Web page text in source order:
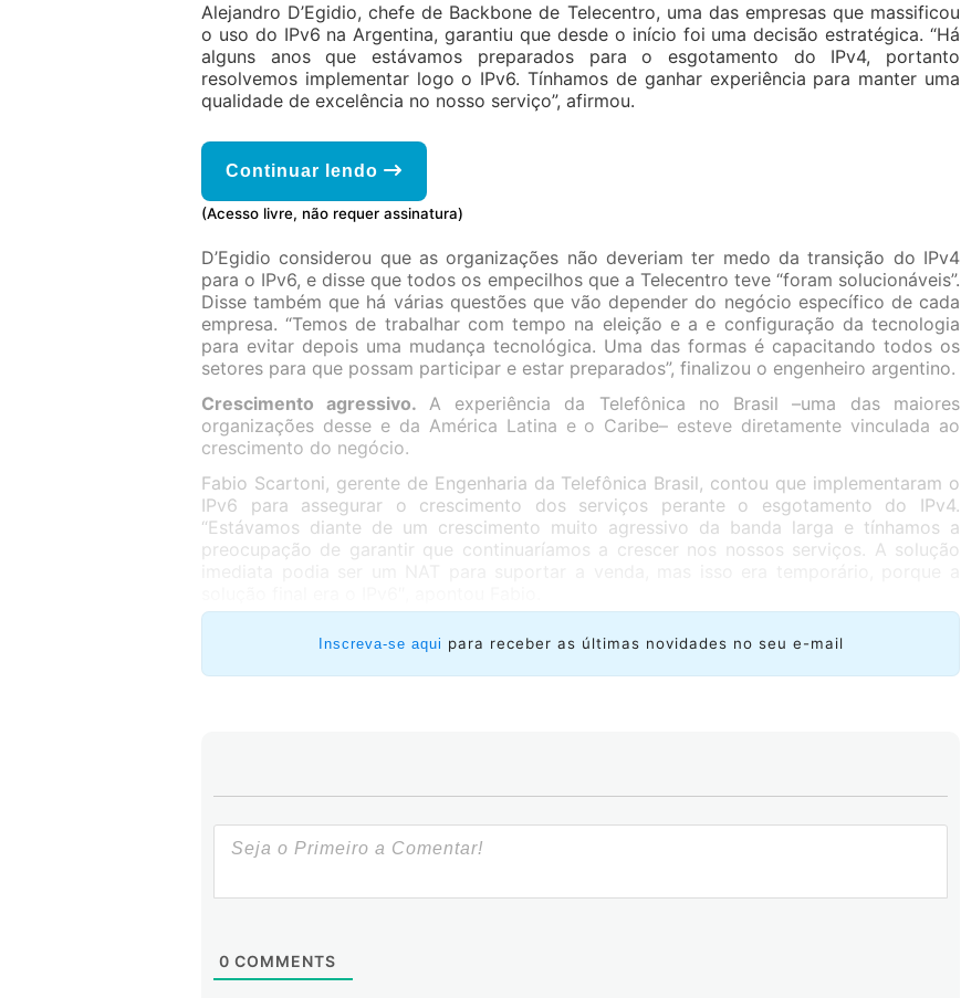
Alejandro D’Egidio, chefe de Backbone de Telecentro, uma das empresas que massificou
o uso do IPv6 na Argentina, garantiu que desde o início foi uma decisão estratégica. “Há
alguns anos que estávamos preparados para o esgotamento do IPv4, portanto
resolvemos implementar logo o IPv6. Tínhamos de ganhar experiência para manter uma
qualidade de excelência no nosso serviço”, afirmou.
Continuar lendo
(Acesso livre, não requer assinatura)
D’Egidio considerou que as organizações não deveriam ter medo da transição do IPv4
para o IPv6, e disse que todos os empecilhos que a Telecentro teve “foram solucionáveis”.
Disse também que há várias questões que vão depender do negócio específico de cada
empresa. “Temos de trabalhar com tempo na eleição e a e configuração da tecnologia
para evitar depois uma mudança tecnológica. Uma das formas é capacitando todos os
setores para que possam participar e estar preparados”, finalizou o engenheiro argentino.
Crescimento agressivo. A experiência da Telefônica no Brasil –uma das maiores
organizações desse e da América Latina e o Caribe– esteve diretamente vinculada ao
crescimento do negócio.
Fabio Scartoni, gerente de Engenharia da Telefônica Brasil, contou que implementaram o
IPv6 para assegurar o crescimento dos serviços perante o esgotamento do IPv4.
“Estávamos diante de um crescimento muito agressivo da banda larga e tínhamos a
preocupação de garantir que continuaríamos a crescer nos nossos serviços. A solução
Inscreva-se aqui para receber as últimas novidades no seu e-mail
0 COMMENTS